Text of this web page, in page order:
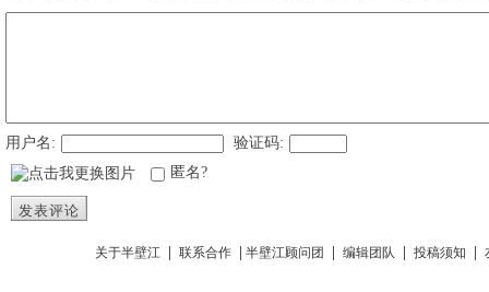
用户名:
验证码:
匿名?
发表评论
关于半壁江 联系合作 半壁江顾问团 编辑团队 投稿须知